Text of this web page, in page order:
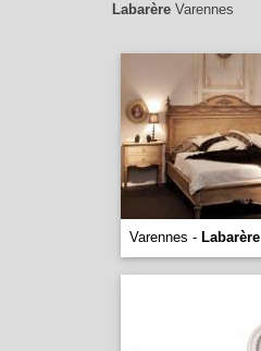
LabarèreVarennes
Varennes - Labarère